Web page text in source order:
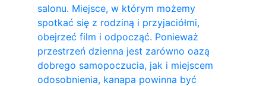
salonu. Miejsce, w którym możemy
spotkać się z rodziną i przyjaciółmi,
obejrzeć film i odpocząć. Ponieważ
przestrzeń dzienna jest zarówno oazą
dobrego samopoczucia, jak i miejscem
odosobnienia, kanapa powinna być